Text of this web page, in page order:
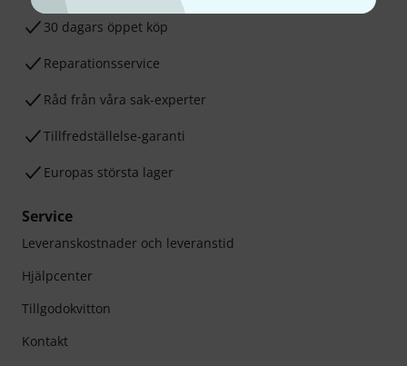
30 dagars öppet köp
Reparationsservice
Råd från våra sak-experter
Tillfredställelse-garanti
Europas största lager
Service
Leveranskostnader och leveranstid
Hjälpcenter
Tillgodokvitton
Kontakt